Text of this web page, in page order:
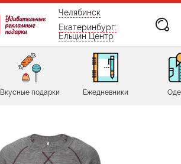
бесплатно по России
Челябинск
Екатеринбург:
Ельцин Центр
Вкусные подарки Ежедневники